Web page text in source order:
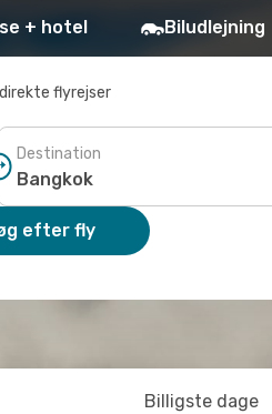
+ hotel Biludlejning
direkte flyrejser
Destination
efter fly
Billigste dage